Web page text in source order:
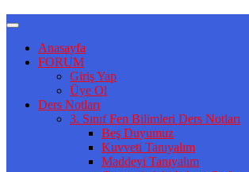
Anasayfa
FORUM
Giriş Yap
Üye Ol
Ders Notları
3. Sınıf Fen Bilimleri Ders Notları
Beş Duyumuz
Kuvveti Tanıyalım
Maddeyi Tanıyalım